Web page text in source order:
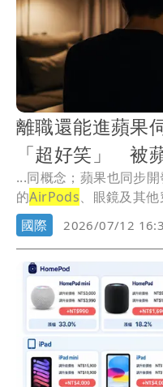
離職還能進蘋果
「超好笑」 被
...同概念；蘋果也同步
的AirPods
國際
2026/07/12